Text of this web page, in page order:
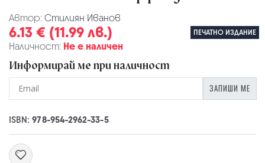
Автор: Стилиян Иванов
6.13 € (11.99 лв.) ПЕЧАТНО ИЗДАНИЕ
Наличност: Не е наличен
Информирай ме при наличност
ЗАПИШИ МЕ
ISBN:978-954-2962-33-5